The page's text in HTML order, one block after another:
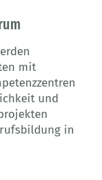
mit
und
in